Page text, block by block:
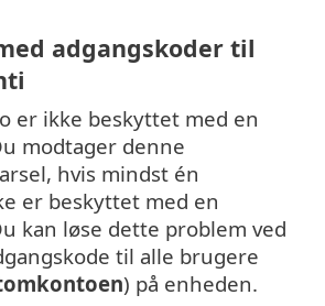
adgangskoder til
er ikke beskyttet med en
modtager denne
hvis mindst én
er beskyttet med en
kan løse dette problem ved
til alle brugere
) på enheden.